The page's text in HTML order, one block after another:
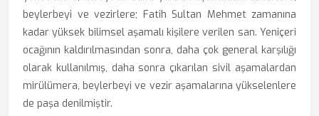
beylerbeyi ve vezirlere; Fatih Sultan Mehmet zamanına
kadar yüksek bilimsel aşamalı kişilere verilen san. Yeniçeri
ocağının kaldırılmasından sonra, daha çok general karşılığı
olarak kullanılmış, daha sonra çıkarılan sivil aşamalardan
mirülümera, beylerbeyi ve vezir aşamalarına yükselenlere
de paşa denilmiştir.